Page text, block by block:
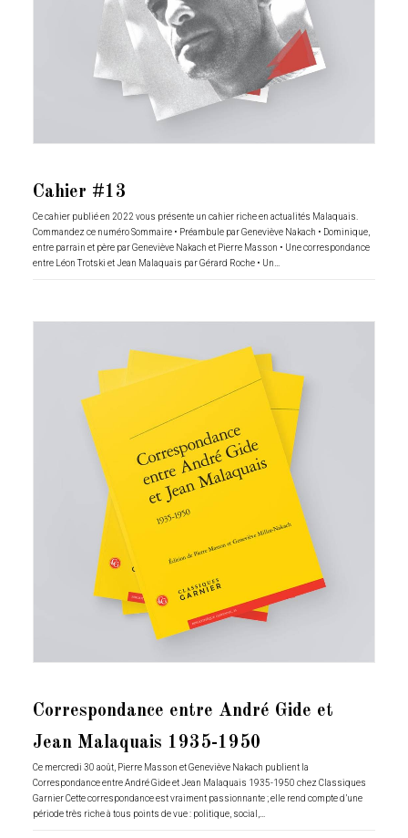
Cahier #13
Ce cahier publié en 2022 vous présente un cahier riche en actualités Malaquais.
Commandez ce numéro Sommaire • Préambule par Geneviève Nakach • Dominique,
entre parrain et père par Geneviève Nakach et Pierre Masson • Une correspondance
entre Léon Trotski et Jean Malaquais par Gérard Roche • Un…
Correspondance entre André Gide et
Jean Malaquais 1935-1950
Ce mercredi 30 août, Pierre Masson et Geneviève Nakach publient la
Correspondance entre André Gide et Jean Malaquais 1935-1950 chez Classiques
Garnier Cette correspondance est vraiment passionnante ; elle rend compte d’une
période très riche à tous points de vue : politique, social,…